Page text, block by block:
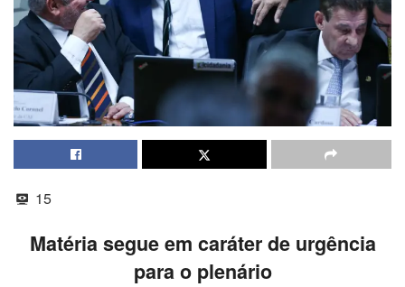
15
Matéria segue em caráter de urgência
para o plenário